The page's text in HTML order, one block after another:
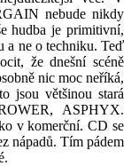
nebude nikdy
hudba je primitivní,
a ne o techniku. Teď
že dnešní scéně
nic moc neříká,
jsou většinou stará
ASPHYX.
v komerční. CD se
nápadů. Tím pádem